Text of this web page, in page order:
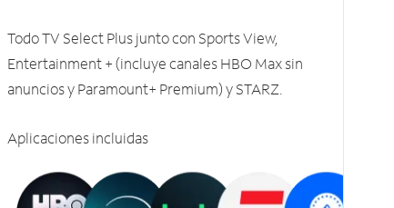
Todo TV Select Plus junto con Sports View,
Entertainment + (incluye canales HBO Max sin
anuncios y Paramount+ Premium) y STARZ.
Aplicaciones incluidas